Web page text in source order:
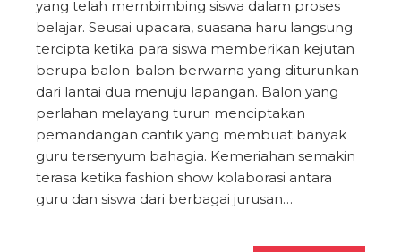
yang telah membimbing siswa dalam proses
belajar. Seusai upacara, suasana haru langsung
tercipta ketika para siswa memberikan kejutan
berupa balon-balon berwarna yang diturunkan
dari lantai dua menuju lapangan. Balon yang
perlahan melayang turun menciptakan
pemandangan cantik yang membuat banyak
guru tersenyum bahagia. Kemeriahan semakin
terasa ketika fashion show kolaborasi antara
guru dan siswa dari berbagai jurusan…